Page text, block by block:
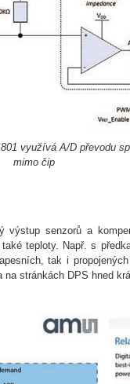
využívá A/D převodu
mimo čip
senzorů a
teploty. Např. s
tak i
na stránkách DPS hned